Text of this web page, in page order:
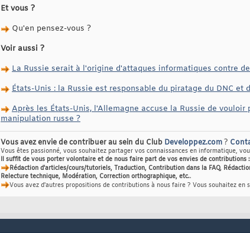
Et vous ?
Qu'en pensez-vous ?
Voir aussi ?
La Russie serait à l'origine d'attaques informatiques contre
États-Unis : la Russie est responsable du piratage du DNC
Après les États-Unis, l'Allemagne accuse la Russie de
manipulation russe ?
Vous avez envie de contribuer au sein du Club Developpez.com?
Vous êtes passionné, vous souhaitez partager vos connaissances en informatique,
Il suffit de vous porter volontaire et de nous faire part de vos envies de contributions :
Rédaction d'articles/cours/tutoriels, Traduction, Contribution dans la FAQ,
Relecture technique, Modération, Correction orthographique, etc..
Vous avez d'autres propositions de contributions à nous faire ? Vous souhaitez en